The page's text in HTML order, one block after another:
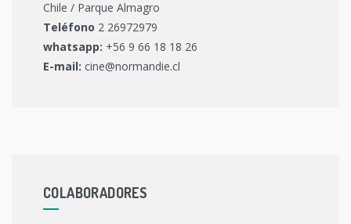
Chile / Parque Almagro
Teléfono 2 26972979
whatsapp: +56 9 66 18 18 26
E-mail: cine@normandie.cl
COLABORADORES